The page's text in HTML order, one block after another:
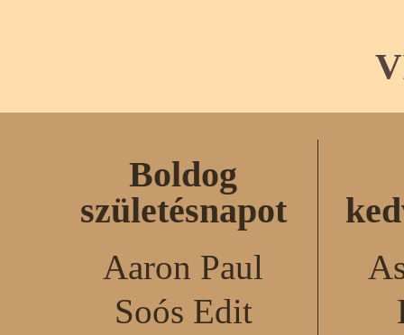
Boldog
születésnapot
Aaron Paul
Soós Edit